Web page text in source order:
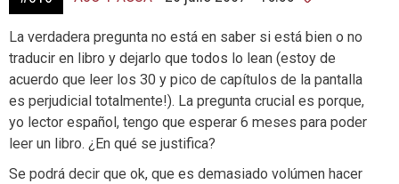
La verdadera pregunta no está en saber si está bien o no
traducir en libro y dejarlo que todos lo lean (estoy de
acuerdo que leer los 30 y pico de capítulos de la pantalla
es perjudicial totalmente!). La pregunta crucial es porque,
yo lector español, tengo que esperar 6 meses para poder
leer un libro. ¿En qué se justifica?
Se podrá decir que ok, que es demasiado volúmen hacer